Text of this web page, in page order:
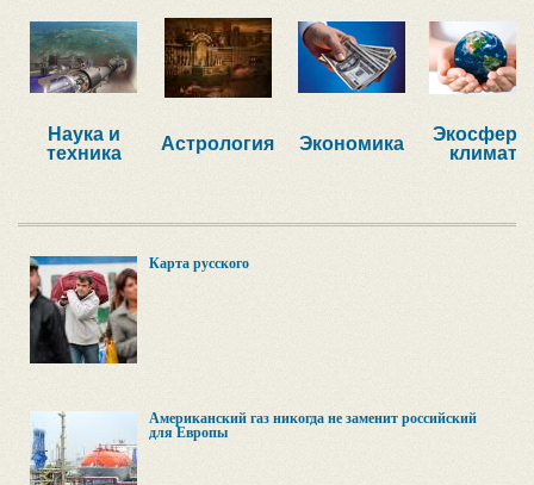
Наука и
техника
Астрология Экономика
Экосфера,
климат
Карта русского
Американский газ никогда не заменит российский
для Европы